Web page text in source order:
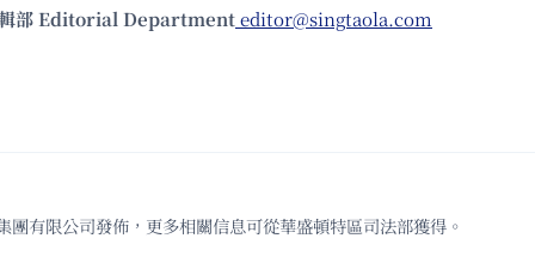
部 Editorial Departmenteditor@singtaola.com
限公司發佈，更多相關信息可從華盛頓特區司法部獲得。